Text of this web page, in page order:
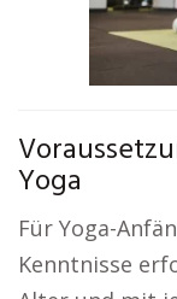
Yoga
Für Yoga-
Kenntnisse